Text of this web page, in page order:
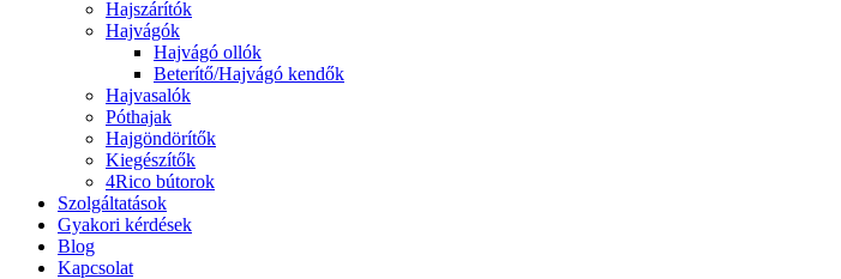
Hajszárítók
Hajvágók
Hajvágó ollók
Beterítő/Hajvágó kendők
Hajvasalók
Póthajak
Hajgöndörítők
Kiegészítők
4Rico bútorok
Szolgáltatások
Gyakori kérdések
Blog
Kapcsolat